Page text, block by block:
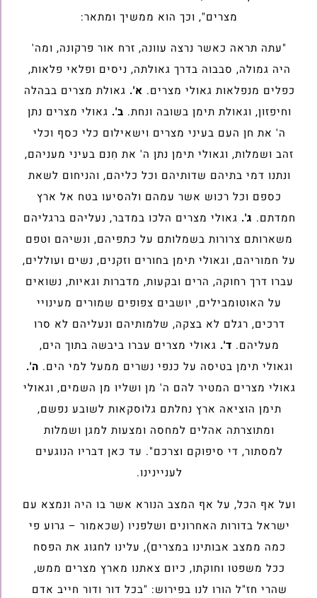
מצרים", וכך הוא ממשיך ומתאר:
"עתה תראה כאשר נרצה עוונה, זרח אור פרקונה, ומה'
היה גמולה, סבבוה בדרך גאולתה, ניסים ופלאי פלאות,
כפלים מנפלאות גאולי מצרים. א'. גאולת מצרים בבהלה
וחיפזון, וגאולת תימן בשובה ונחת. ב'. גאולי מצרים נתן
ה' את חן העם בעיני מצרים וישאילום כלי כסף וכלי
זהב ושמלות, וגאולי תימן נתן ה' את חִנם בעיני מעניהם,
ונתנו דמי בתיהם שדותיהם וכל כליהם, והניחום לשאת
כספם וכל רכוש אשר עמהם ולהסיעו בטח אל ארץ
חמדתם. ג'. גאולי מצרים הלכו במדבר, נעליהם ברגליהם
משארותם צרורות בשמלותם על כתפיהם, ונשיהם וטפם
על חמוריהם, וגאולי תימן בחורים וזקנים, נשים ועוללים,
עברו דרך רחוקה, הרים ובקעות, מדברות וגאיות, נשואים
על האוטומבילים, יושבים צפופים שמורים מעינויי
דרכים, רגלם לא בצקה, שלמותיהם ונעליהם לא סרו
מעליהם. ד'. גאולי מצרים עברו ביבשה בתוך הים,
וגאולי תימן בטיסה על כנפי נשרים ממעל למי הים. ה'.
גאולי מצרים המטיר להם ה' מן ושליו מן השמים, וגאולי
תימן הוציאה ארץ נחלתם גלוסקאות לשובע נפשם,
ומתוצרתה אהלים למחסה ומצעות למגן ושמלות
למסתור, די סיפוקם וצרכם". עד כאן דבריו הנוגעים
לעניינינו.
ועל אף הכל, על אף המצב הנורא אשר בו היה ונמצא עם
ישראל בדורות האחרונים ושלפניו (שכאמור – גרוע פי
כמה ממצב אבותינו במצרים), עלינו לחגוג את הפסח
ככל משפטו וחוקתו, כיום צאתנו מארץ מצרים ממש,
שהרי חז"ל הורו לנו בפירוש: "בכל דור ודור חייב אדם